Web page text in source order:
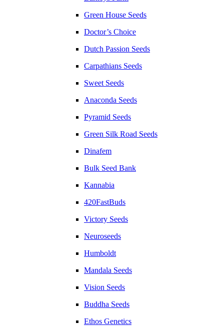
Green House Seeds
Doctor’s Choice
Dutch Passion Seeds
Carpathians Seeds
Sweet Seeds
Anaconda Seeds
Pyramid Seeds
Green Silk Road Seeds
Dinafem
Bulk Seed Bank
Kannabia
420FastBuds
Victory Seeds
Neuroseeds
Humboldt
Mandala Seeds
Vision Seeds
Buddha Seeds
Ethos Genetics